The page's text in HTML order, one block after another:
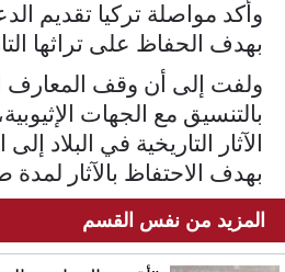
وأكد مواصلة تركيا تقديم
بهدف الحفاظ على تراثها
ولفت إلى أن وقف المعارف
بالتنسيق مع الجهات
الآثار التاريخية في البلاد
بهدف الاحتفاظ بالآثار لمدة
المزيد من نفس القسم